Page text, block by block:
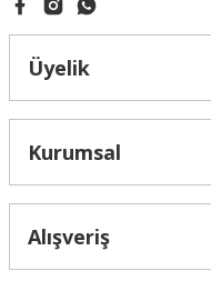
Üyelik
Kurumsal
Alışveriş